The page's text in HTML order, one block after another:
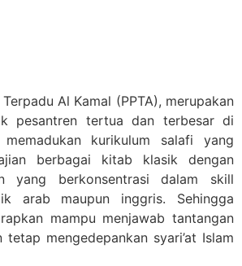
Al Kamal (PPTA), merupakan
pesantren tertua dan terbesar di
kurikulum salafi yang
berbagai kitab klasik dengan
yang berkonsentrasi dalam skill
arab maupun inggris. Sehingga
mampu menjawab tantangan
mengedepankan syari’at Islam